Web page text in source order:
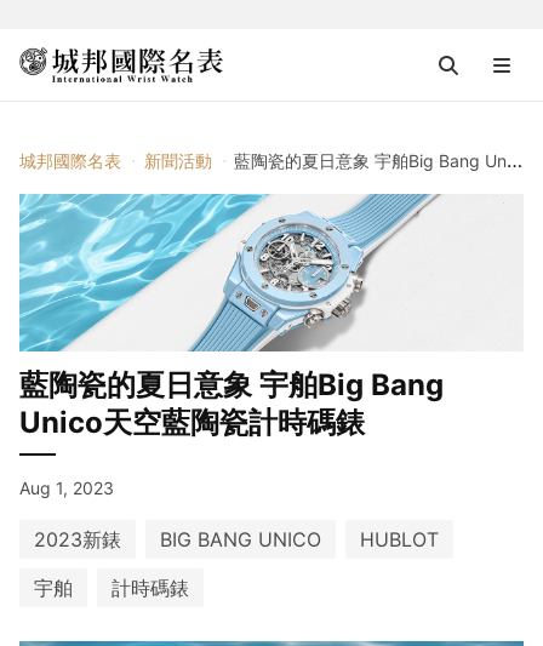
城邦國際名表 新聞活動 藍陶瓷的夏日意象 宇舶Big Bang Unico天空藍陶瓷計時碼錶
藍陶瓷的夏日意象 宇舶Big Bang
Unico天空藍陶瓷計時碼錶
Aug 1, 2023
2023新錶 BIG BANG UNICO
HUBLOT
宇舶
計時碼錶